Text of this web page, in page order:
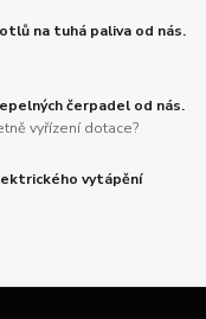
na tuhá paliva od nás.
čerpadel od nás.
vyřízení dotace?
vytápění